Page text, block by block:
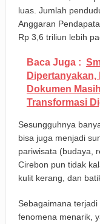
luas. Jumlah
Anggaran
Rp 3,6 triliun lebih
Baca Juga :
Dipertanyakan,
Dokumen
Transformasi
Sesungguhnya
bisa juga menjadi
pariwisata (budaya,
Cirebon pun tidak
kulit kerang, dan
Sebagaimana
fenomena menarik,